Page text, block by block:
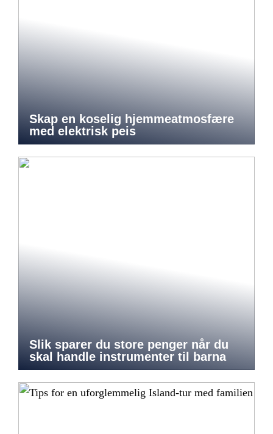
Skap en koselig hjemmeatmosfære
med elektrisk peis
Slik sparer du store penger når du
skal handle instrumenter til barna